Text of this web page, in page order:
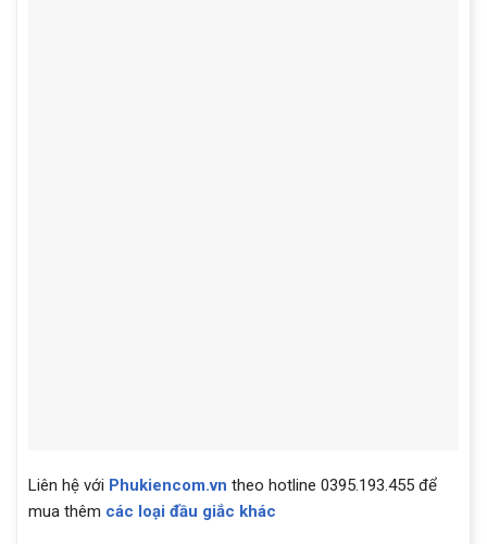
Liên hệ với Phukiencom.vn theo hotline 0395.193.455 để
mua thêm các loại đầu giắc khác